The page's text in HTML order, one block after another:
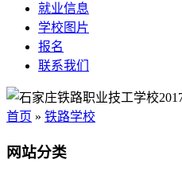
就业信息
学校图片
报名
联系我们
首页 » 铁路学校
网站分类